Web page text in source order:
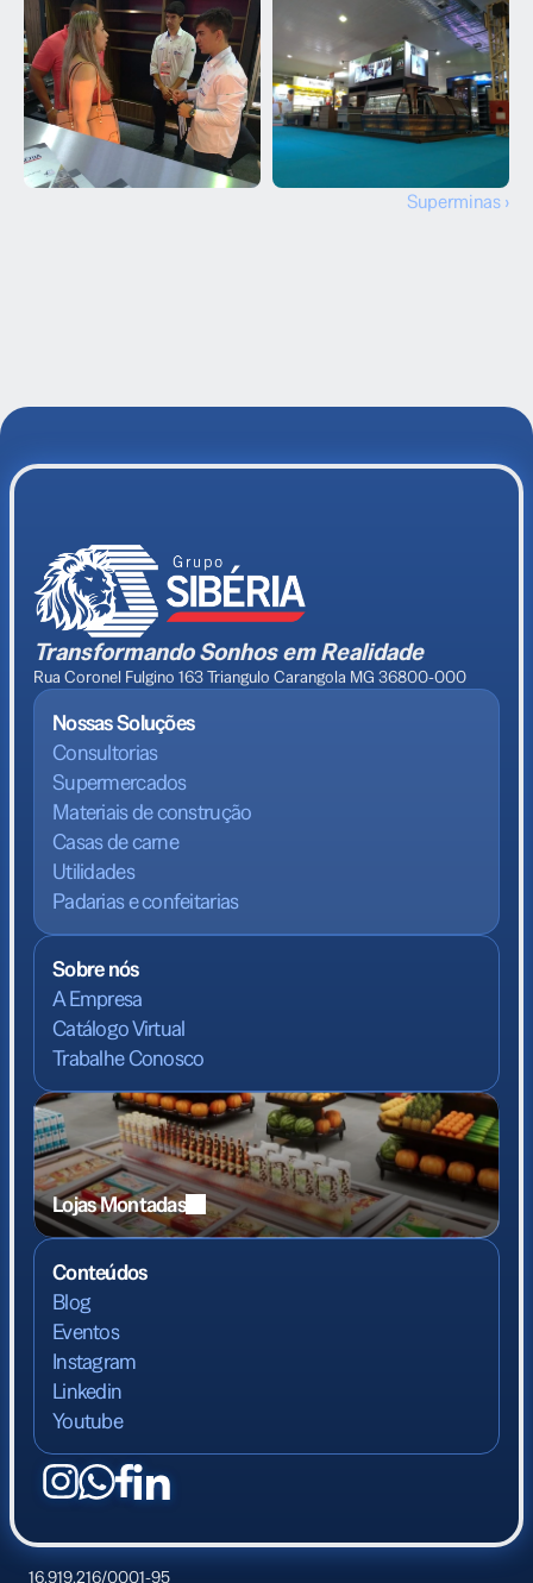
Superminas ›
Transformando Sonhos em Realidade
Rua Coronel Fulgino 163 Triangulo Carangola MG 36800-000
Nossas Soluções
Consultorias
Supermercados
Materiais de construção
Casas de carne
Utilidades
Padarias e confeitarias
Sobre nós
A Empresa
Catálogo Virtual
Trabalhe Conosco
Lojas Montadas
Conteúdos
Blog
Eventos
Instagram
Linkedin
Youtube
16.919.216/0001-95